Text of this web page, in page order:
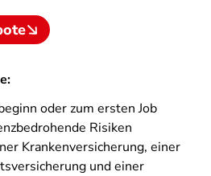
oder zum ersten Job
Risiken
Krankenversicherung, einer
und einer